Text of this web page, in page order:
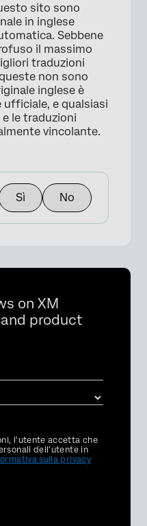
sito sono
in inglese
Sebbene
il massimo
traduzioni
non sono
inglese è
e qualsiasi
le traduzioni
vincolante.
Sì No
on XM
product
l'utente accetta che
dell'utente in
sulla privacy